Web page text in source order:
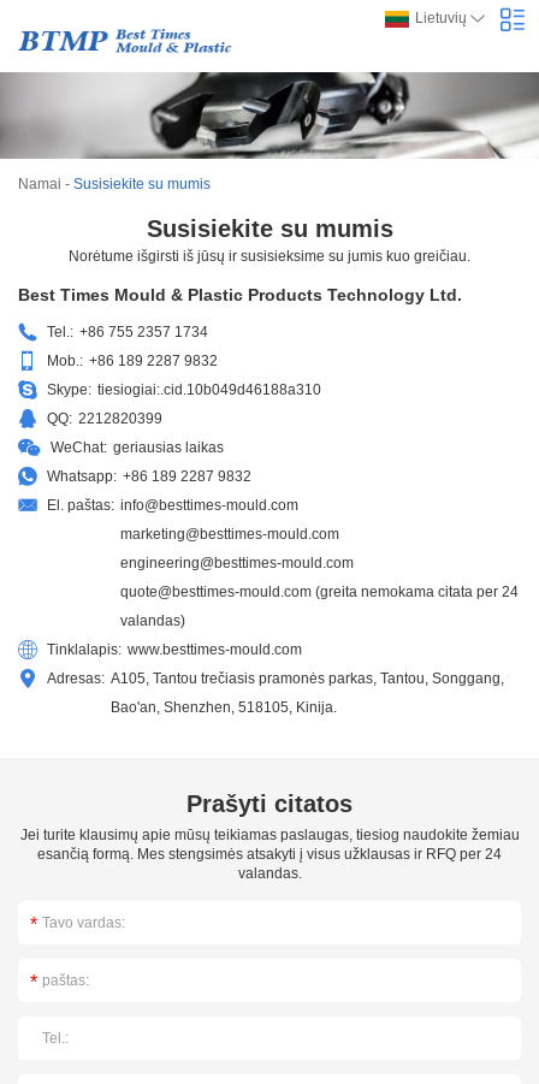
Lietuvių
Namai - Susisiekite su mumis
Susisiekite su mumis
Norėtume išgirsti iš jūsų ir susisieksime su jumis kuo greičiau.
Best Times Mould & Plastic Products Technology Ltd.
Tel.: +86 755 2357 1734
Mob.: +86 189 2287 9832
Skype: tiesiogiai:.cid.10b049d46188a310
QQ: 2212820399
WeChat: geriausias laikas
Whatsapp: +86 189 2287 9832
El. paštas: info@besttimes-mould.com
marketing@besttimes-mould.com
engineering@besttimes-mould.com
quote@besttimes-mould.com (greita nemokama citata per 24
valandas)
Tinklalapis: www.besttimes-mould.com
Adresas: A105, Tantou trečiasis pramonės parkas, Tantou, Songgang,
Bao'an, Shenzhen, 518105, Kinija.
Prašyti citatos
Jei turite klausimų apie mūsų teikiamas paslaugas, tiesiog naudokite žemiau
esančią formą. Mes stengsimės atsakyti į visus užklausas ir RFQ per 24
valandas.